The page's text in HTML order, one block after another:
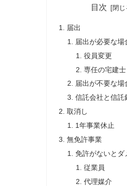
目次
届出
届出が必要な場
役員変更
専任の宅建士
届出が不要な場
信託会社と信託
取消し
1年事業休止
無免許事業
免許がないとダ
従業員
代理媒介